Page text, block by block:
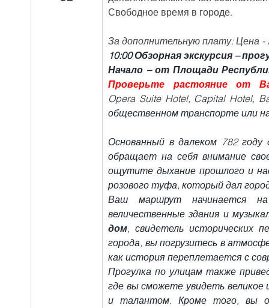
Свободное время в городе.
За дополнительную плату: Цена -
10:00 Обзорная экскурсия –
Начало – от Площади
Проверьте растояние от
Opera Suite Hotel, Capital Hotel,
общественном транспорте или
Основанный в далеком 782
обращает на себя внимание
ощутите дыхание прошлого и
розового туфа, который дал
Ваш маршрут начинается
величественные здания и
дом, свидетель исторических
города, вы погрузитесь в
как история переплетается с
Прогулка по улицам также
где вы сможете увидеть
и талантом. Кроме того, вы